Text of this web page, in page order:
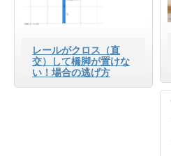
レールがクロス（直
交）して橋脚が置けな
い！場合の逃げ方